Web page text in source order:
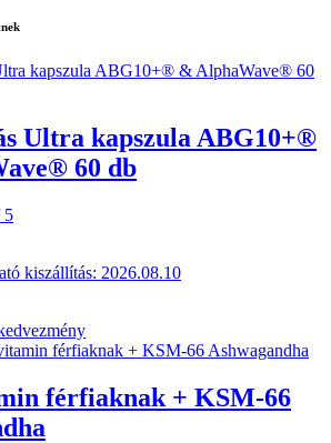
Ultra kapszula ABG10+®
60 db
5
kiszállítás: 2026.08.10
férfiaknak + KSM-66